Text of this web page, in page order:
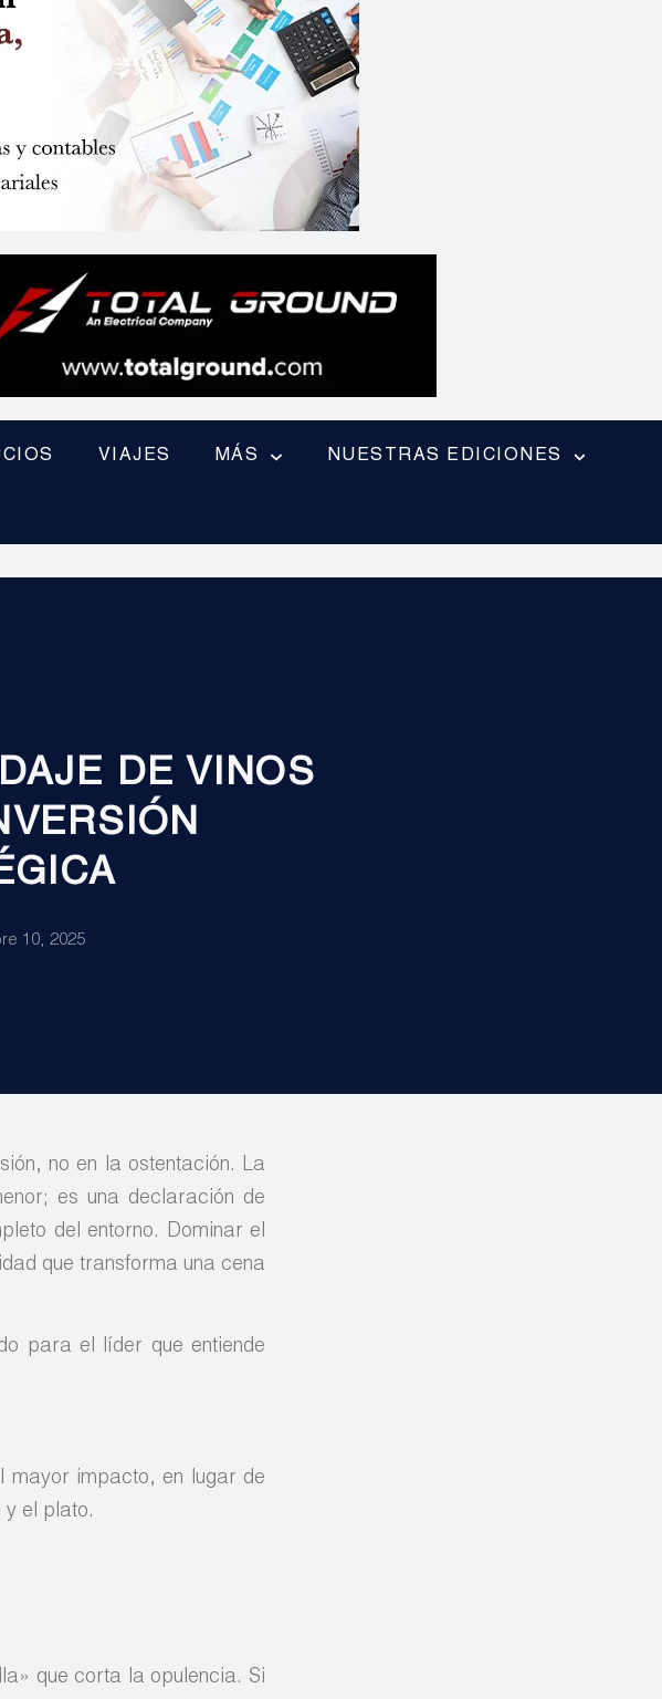
VIAJES MÁS NUESTRAS EDICIONES
DE VINOS
10, 2025
no en la ostentación. La
es una declaración de
del entorno. Dominar el
que transforma una cena
para el líder que entiende
mayor impacto, en lugar de
y el plato.
que corta la opulencia. Si